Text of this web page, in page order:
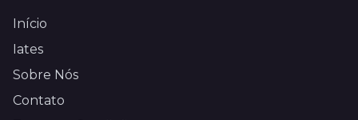
Início
Iates
Sobre Nós
Contato